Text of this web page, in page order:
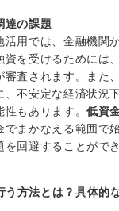
達の課題
活用では、金融機関
資を受けるためには
審査されます。また
、不安定な経済状況
性もあります。低資
でまかなえる範囲で
回避することができ
う方法とは？具体的